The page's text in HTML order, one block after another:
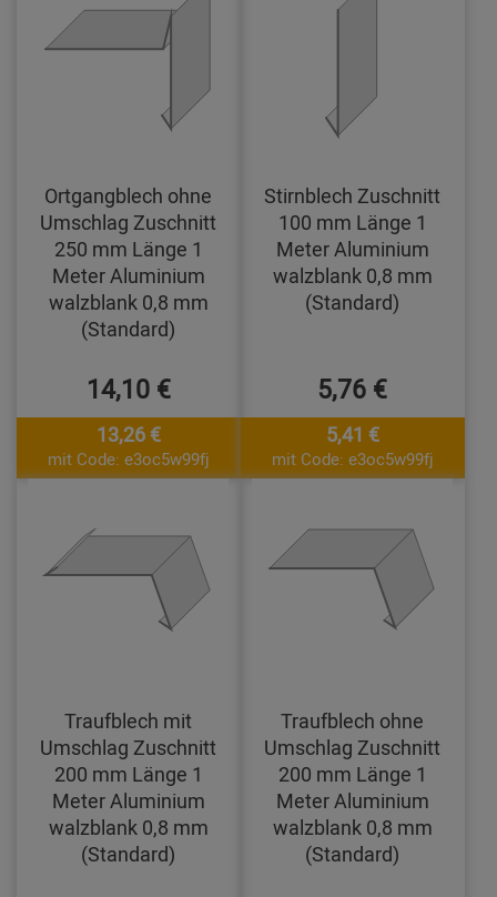
Ortgangblech ohne
Umschlag Zuschnitt
250 mm Länge 1
Meter Aluminium
walzblank 0,8 mm
(Standard)
14,10 €
13,26 €
mit Code: e3oc5w99fj
Stirnblech Zuschnitt
100 mm Länge 1
Meter Aluminium
walzblank 0,8 mm
(Standard)
5,76 €
5,41 €
mit Code: e3oc5w99fj
Traufblech mit
Umschlag Zuschnitt
200 mm Länge 1
Meter Aluminium
walzblank 0,8 mm
(Standard)
Traufblech ohne
Umschlag Zuschnitt
200 mm Länge 1
Meter Aluminium
walzblank 0,8 mm
(Standard)